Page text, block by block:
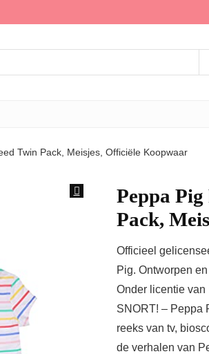
Twin Pack, Meisjes, Officiële Koopwaar
Peppa
Pack,
Officieel
Pig. Ontworpen
Onder licentie van
SNORT! – Peppa
reeks van tv,
de verhalen van